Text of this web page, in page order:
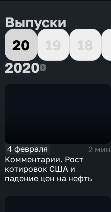
Выпуски
20
19 18
20202020
4 февраля
2 мин
Комментарии. Рост
котировок США и
падение цен на нефть